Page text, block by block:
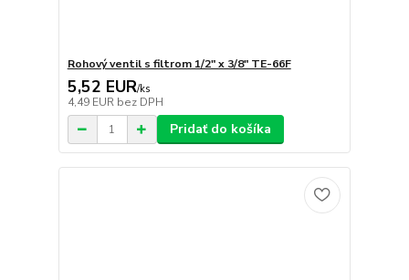
Rohový ventil s filtrom 1/2" x 3/8" TE-66F
5,52 EUR/ks
4,49 EUR bez DPH
Pridať do košíka